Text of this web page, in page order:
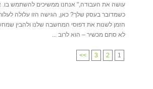
עושה את העבודה," אנחנו ממשיכים להשתמש בו.
כשמדובר בעסק שלך? כאן, הגישה הזו עלולה
הזמן לשנות את דפוסי המחשבה שלנו ולהבין
לא סתם מכשיר – הוא לרוב ...
1
2
3
>>